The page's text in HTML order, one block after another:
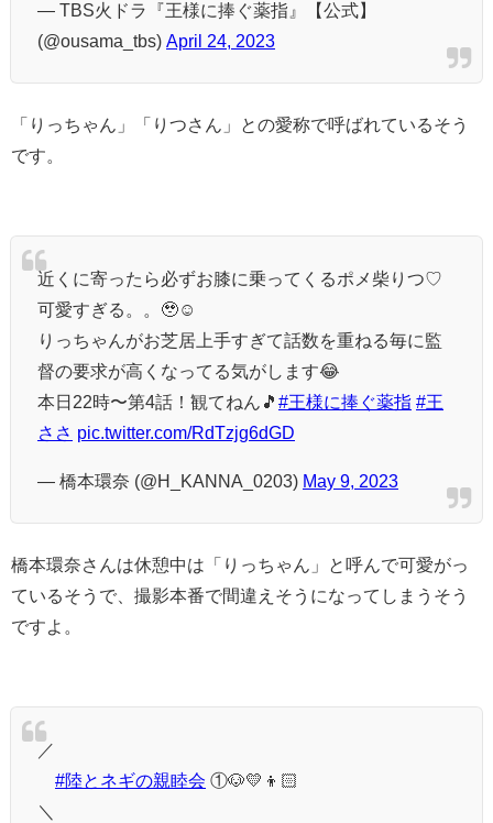
— TBS火ドラ『王様に捧ぐ薬指』【公式】
(@ousama_tbs) April 24, 2023
「りっちゃん」「りつさん」との愛称で呼ばれているそう
です。
近くに寄ったら必ずお膝に乗ってくるポメ柴りつ♡
可愛すぎる。。🥹☺️
りっちゃんがお芝居上手すぎて話数を重ねる毎に監
督の要求が高くなってる気がします😂
本日22時〜第4話！観てねん🎵 #王様に捧ぐ薬指 #王
ささ pic.twitter.com/RdTzjg6dGD
— 橋本環奈 (@H_KANNA_0203) May 9, 2023
橋本環奈さんは休憩中は「りっちゃん」と呼んで可愛がっ
ているそうで、撮影本番で間違えそうになってしまうそう
ですよ。
／
#陸とネギの親睦会 ①🐶💛👦🏻
＼